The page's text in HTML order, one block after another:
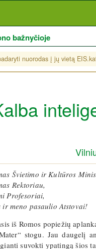
bažnyčioje
nuorodas į jų vietą
Švietimo ir Kultūros
Rektoriau,
Profesoriai,
ir meno pasaulio Atstovai!
iš Romos popiežių
stogu. Jau daugelį
suvokti ypatingą šios